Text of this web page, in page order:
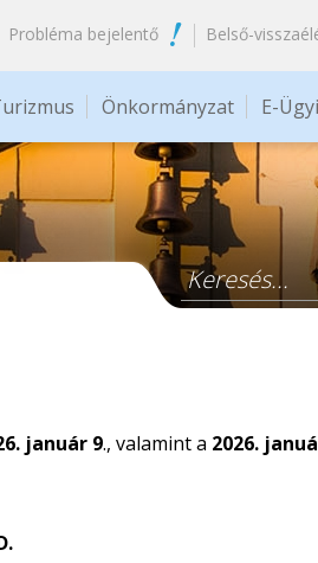
Probléma bejelentő Belső-
Önkormányzat E-
Keresés űrlap
január 9., valamint a 2026.